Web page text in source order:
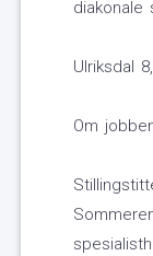
diakonale
Ulriksdal
Om